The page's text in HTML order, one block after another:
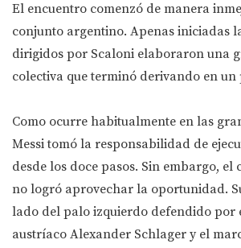
El encuentro comenzó de manera
conjunto argentino. Apenas iniciadas
dirigidos por Scaloni elaboraron una
colectiva que terminó derivando en un
Como ocurre habitualmente en las
Messi tomó la responsabilidad de
desde los doce pasos. Sin embargo,
no logró aprovechar la oportunidad.
lado del palo izquierdo defendido por
austríaco Alexander Schlager y el